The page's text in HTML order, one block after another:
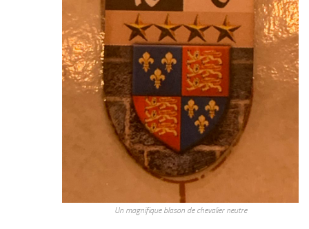
Un magnifique blason de chevalier neutre